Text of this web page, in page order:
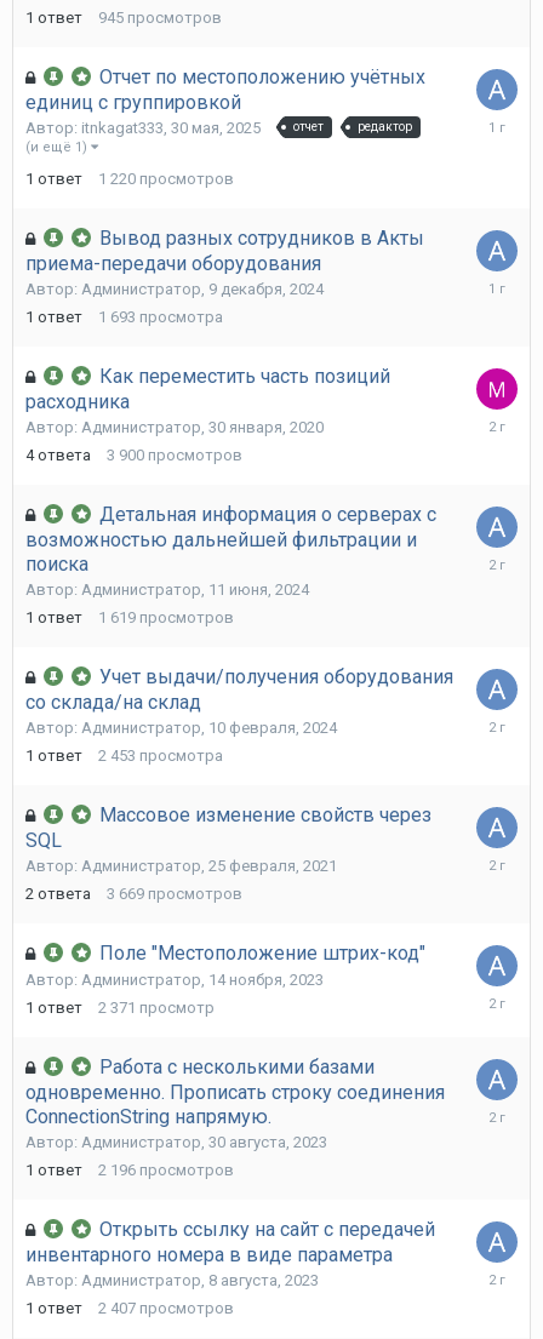
1 ответ 945 просмотров
Отчет по местоположению учётных
единиц с группировкой
Автор: itnkagat333, 30 мая, 2025 отчет редактор
(и ещё 1)
1 ответ 1 220 просмотров
30
Вывод разных сотрудников в Акты
приема-передачи оборудования
Автор: Администратор, 9 декабря, 2024
1 ответ 1 693 просмотра
Как переместить часть позиций
расходника
Автор: Администратор, 30 января, 2020
4 ответа 3 900 просмотров
Детальная информация о серверах с
возможностью дальнейшей фильтрации и
поиска
Автор: Администратор, 11 июня, 2024
1 ответ 1 619 просмотров
11
Учет выдачи/получения оборудования
со склада/на склад
Автор: Администратор, 10 февраля, 2024
1 ответ 2 453 просмотра
10
Массовое изменение свойств через
SQL
Автор: Администратор, 25 февраля, 2021
2 ответа 3 669 просмотров
27
Поле "Местоположение штрих-код"
Автор: Администратор, 14 ноября, 2023
1 ответ 2 371 просмотр
14
Работа с несколькими базами
одновременно. Прописать строку соединения
ConnectionString напрямую.
Автор: Администратор, 30 августа, 2023
1 ответ 2 196 просмотров
30
Открыть ссылку на сайт с передачей
инвентарного номера в виде параметра
Автор: Администратор, 8 августа, 2023
1 ответ 2 407 просмотров